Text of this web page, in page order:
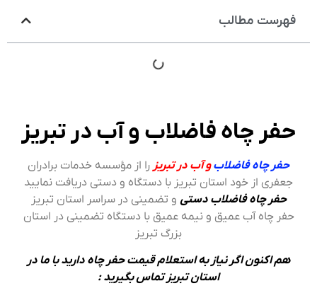
فهرست مطالب
حفر چاه فاضلاب و آب در تبریز
حفر چاه فاضلابو آب در تبریزرا از مؤسسه خدمات برادران
جعفری از خود استان تبریز با دستگاه و دستی دریافت نمایید
حفر چاه فاضلاب دستیو تضمینی در سراسر استان تبریز
حفر چاه آب عمیق و نیمه عمیق با دستگاه تضمینی در استان
بزرگ تبریز
هم اکنون اگر نیاز به استعلام قیمت حفر چاه دارید با ما در
استان تبریز تماس بگیرید :